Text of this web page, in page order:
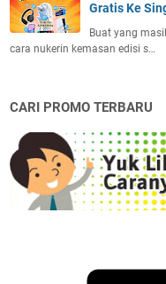
Gratis Ke
Buat yang
cara nukerin kemasan edisi s…
CARI PROMO TERBARU